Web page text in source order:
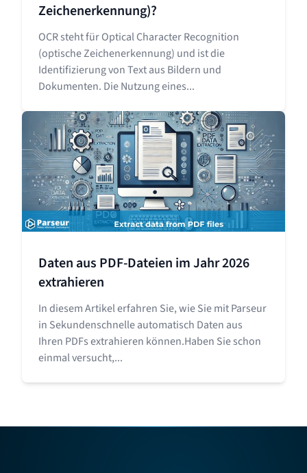
Zeichenerkennung)?
OCR steht für Optical Character Recognition
(optische Zeichenerkennung) und ist die
Identifizierung von Text aus Bildern und
Dokumenten. Die Nutzung eines...
Daten aus PDF-Dateien im Jahr 2026
extrahieren
In diesem Artikel erfahren Sie, wie Sie mit Parseur
in Sekundenschnelle automatisch Daten aus
Ihren PDFs extrahieren können.Haben Sie schon
einmal versucht,...